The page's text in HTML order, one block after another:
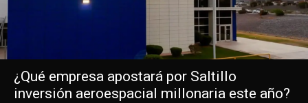
¿Qué empresa apostará por Saltillo
inversión aeroespacial millonaria este año?